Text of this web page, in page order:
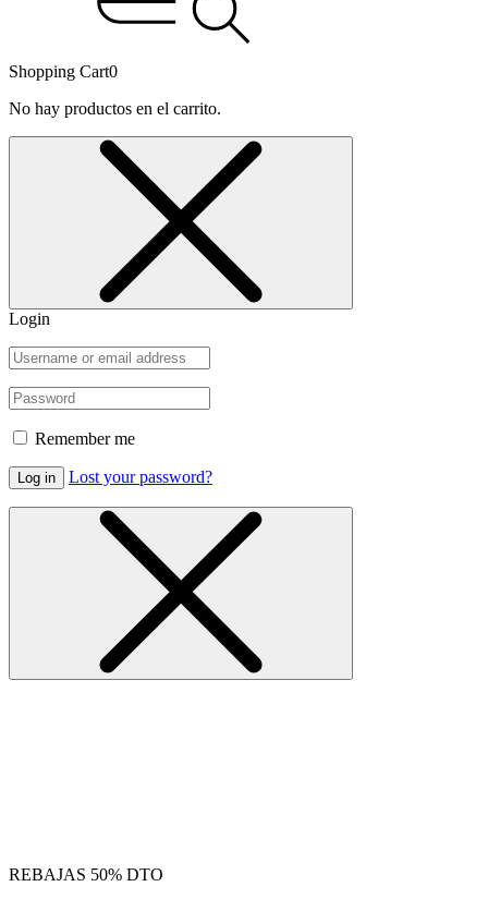
Shopping Cart0
No hay productos en el carrito.
Login
Remember me
Log in Lost your password?
REBAJAS 50% DTO